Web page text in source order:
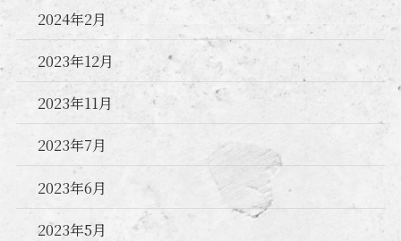
2024年2月
2023年12月
2023年11月
2023年7月
2023年6月
2023年5月